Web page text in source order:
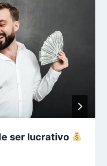
ser lucrativo